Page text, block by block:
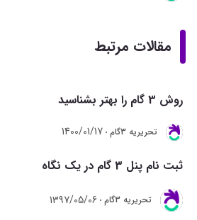
مقالات مرتبط
روش 3 گام را بهتر بشناسید
تحريريه 3گام 1400/01/17
ثبت نام پنل 3 گام در یک نگاه
تحريريه 3گام 1397/05/06